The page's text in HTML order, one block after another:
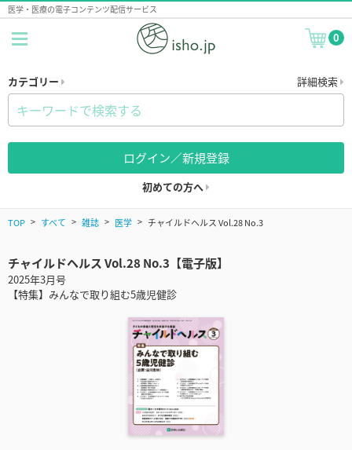
医学・医療の電子コンテンツ配信サービス
0
カテゴリー 詳細検索
ログイン／新規登録
初めての方へ
TOP すべて 雑誌 医学 チャイルドヘルス Vol.28 No.3
チャイルドヘルス Vol.28 No.3【電子版】
2025年3月号
【特集】みんなで取り組む5歳児健診